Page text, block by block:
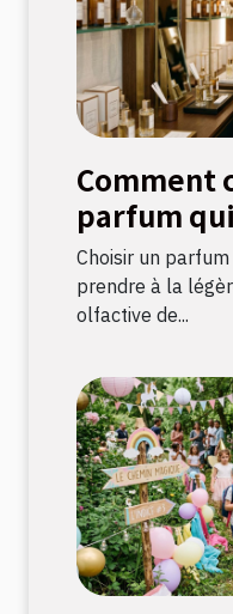
Comment
parfum
votre style
Choisir un parfum
prendre à la
olfactive de...